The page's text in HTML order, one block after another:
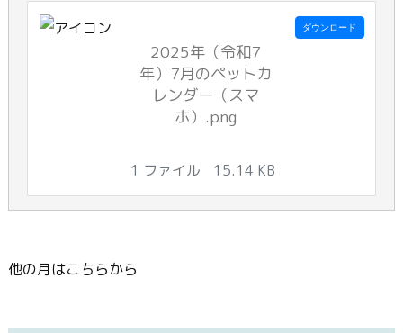
2025年（令和7
年）7月のペットカ
レンダー（スマ
ホ）.png
1 ファイル 15.14 KB
ダウンロード
他の月はこちらから